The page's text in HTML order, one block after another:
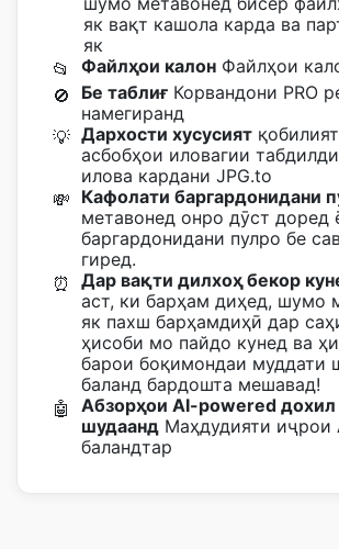
як вақт кашола карда ва
як
📂
Файлҳои калон Файлҳои
🚫
Бе таблиғ Корвандони PRO
намегиранд
💡 Дархости хусусият
асбобҳои иловагии
илова кардани JPG.to
💸 Кафолати баргардонидани
метавонед онро дӯст доред
баргардонидани пулро бе
гиред.
⏰
Дар вақти дилхоҳ бекор
аст, ки барҳам диҳед, шумо
як пахш барҳамдиҳӣ дар
ҳисоби мо пайдо кунед ва
барои боқимондаи муддати
баланд бардошта мешавад!
🤖
Абзорҳои AI-powered дохил
шудаанд Маҳдудияти иҷрои
баландтар